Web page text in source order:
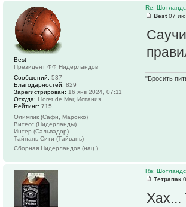
Re:
Best07
"Бросить
Best
Президент ФФ Нидерландов
Сообщений: 537
Благодарностей: 829
Зарегистрирован: 16 янв 2024, 07:11
Откуда: Lloret de Mar, Испания
Рейтинг: 715
Олимпик (Сафи, Марокко)
Витесс (Нидерланды)
Интер (Сальвадор)
Тайнань Сити (Тайвань)
Сборная Нидерландов (нац.)
Re:
Тетрапак
Хах...